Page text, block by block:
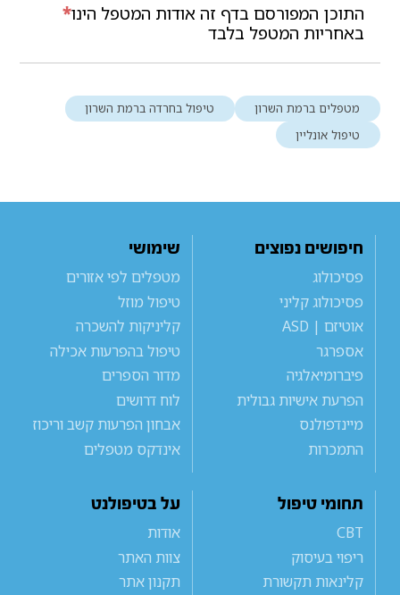
*התוכן המפורסם בדף זה אודות המטפל הינו
באחריות המטפל בלבד
מטפלים ברמת השרון
טיפול בחרדה ברמת השרון
טיפול אונליין
חיפושים נפוצים
פסיכולוג
פסיכולוג קליני
אוטיזם | ASD
אספרגר
פיברומיאלגיה
הפרעת אישיות גבולית
מיינדפולנס
התמכרות
שימושי
מטפלים לפי אזורים
טיפול מוזל
קליניקות להשכרה
טיפול בהפרעות אכילה
מדור הספרים
לוח דרושים
אבחון הפרעות קשב וריכוז
אינדקס מטפלים
תחומי טיפול
CBT
ריפוי בעיסוק
קלינאות תקשורת
על בטיפולנט
אודות
צוות האתר
תקנון אתר